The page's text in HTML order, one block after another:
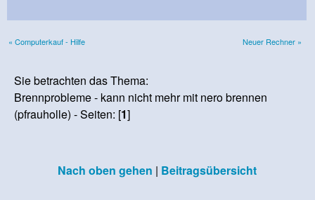
« Computerkauf - Hilfe Neuer Rechner »
Sie betrachten das Thema:
Brennprobleme - kann nicht mehr mit nero brennen
(pfrauholle) - Seiten: [1]
Nach oben gehen | Beitragsübersicht